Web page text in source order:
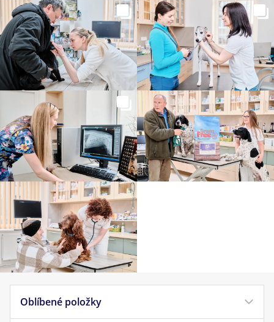
Oblíbené položky